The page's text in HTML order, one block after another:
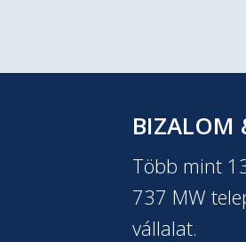
BIZALOM
Több mint
737 MW
vállalat.